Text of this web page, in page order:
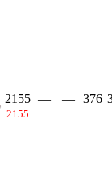
2155
2155
— — 376